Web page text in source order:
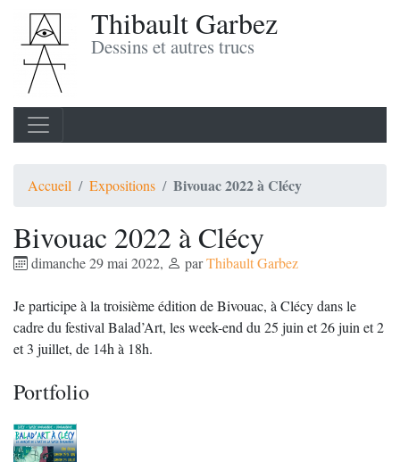
Thibault Garbez
Dessins et autres trucs
Accueil Expositions Bivouac 2022 à Clécy
Bivouac 2022 à Clécy
dimanche 29 mai 2022, parThibault Garbez
Je participe à la troisième édition de Bivouac, à Clécy dans le
cadre du festival Balad’Art, les week-end du 25 juin et 26 juin et 2
et 3 juillet, de 14h à 18h.
Portfolio